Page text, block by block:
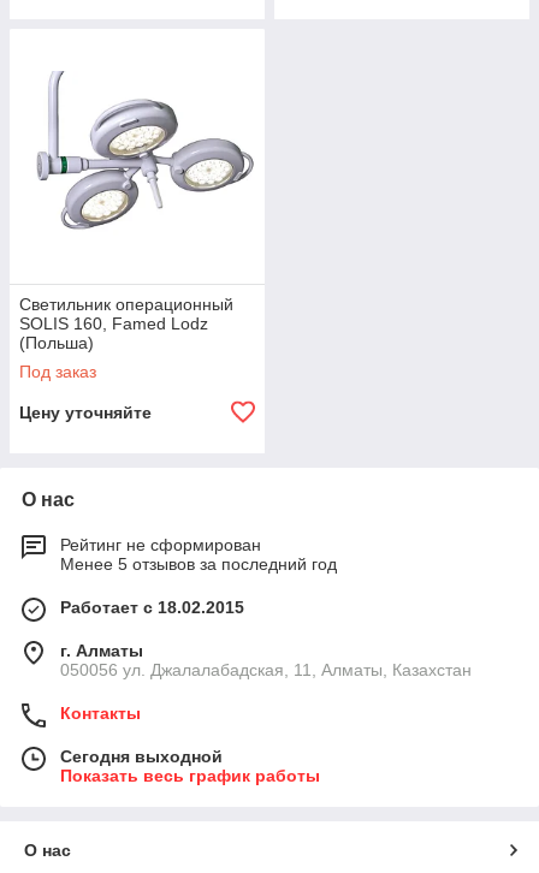
Светильник операционный
SOLIS 160, Famed Lodz
(Польша)
Под заказ
Цену уточняйте
О нас
Рейтинг не сформирован
Менее 5 отзывов за последний год
Работает с 18.02.2015
г. Алматы
050056 ул. Джалалабадская, 11, Алматы, Казахстан
Контакты
Сегодня выходной
Показать весь график работы
О нас